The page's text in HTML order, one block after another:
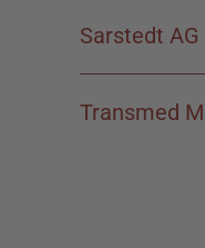
Sarstedt AG
Transmed